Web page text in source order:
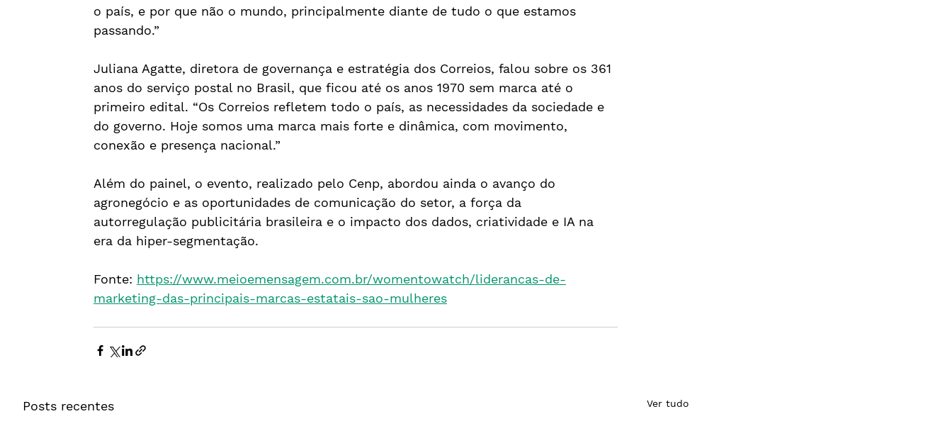
o país, e por que não o mundo, principalmente diante de tudo o que estamos
passando.”
Juliana Agatte, diretora de governança e estratégia dos Correios, falou sobre os 361
anos do serviço postal no Brasil, que ficou até os anos 1970 sem marca até o
primeiro edital. “Os Correios refletem todo o país, as necessidades da sociedade e
do governo. Hoje somos uma marca mais forte e dinâmica, com movimento,
conexão e presença nacional.”
Além do painel, o evento, realizado pelo Cenp, abordou ainda o avanço do
agronegócio e as oportunidades de comunicação do setor, a força da
autorregulação publicitária brasileira e o impacto dos dados, criatividade e IA na
era da hiper-segmentação.
Fonte: https://www.meioemensagem.com.br/womentowatch/liderancas-de-
marketing-das-principais-marcas-estatais-sao-mulheres
Posts recentes Ver tudo